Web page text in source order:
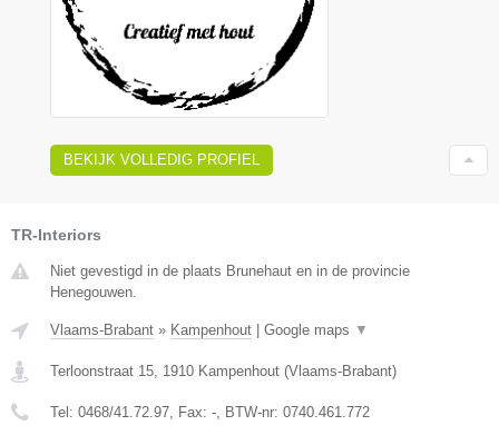
BEKIJK VOLLEDIG PROFIEL
TR-Interiors
Niet gevestigd in de plaats Brunehaut en in de provincie
Henegouwen.
Vlaams-Brabant » Kampenhout Google maps ▼
Terloonstraat 15, 1910 Kampenhout (Vlaams-Brabant)
Tel: 0468/41.72.97, Fax: -, BTW-nr: 0740.461.772